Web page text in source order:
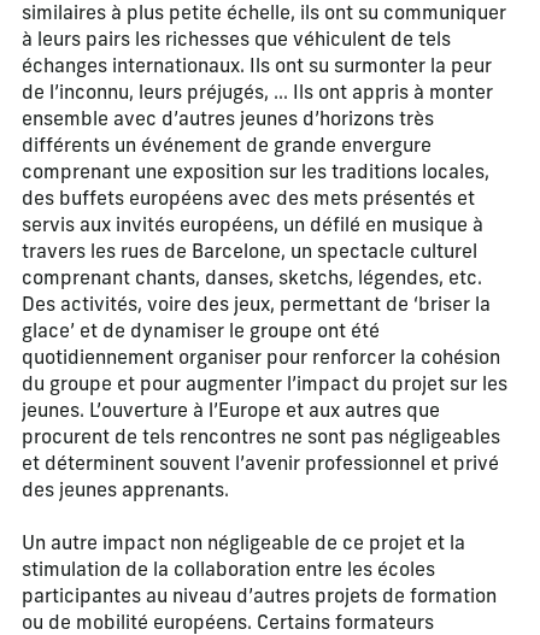
similaires à plus petite échelle, ils ont su communiquer
à leurs pairs les richesses que véhiculent de tels
échanges internationaux. Ils ont su surmonter la peur
de l’inconnu, leurs préjugés, … Ils ont appris à monter
ensemble avec d’autres jeunes d’horizons très
différents un événement de grande envergure
comprenant une exposition sur les traditions locales,
des buffets européens avec des mets présentés et
servis aux invités européens, un défilé en musique à
travers les rues de Barcelone, un spectacle culturel
comprenant chants, danses, sketchs, légendes, etc.
Des activités, voire des jeux, permettant de ‘briser la
glace’ et de dynamiser le groupe ont été
quotidiennement organiser pour renforcer la cohésion
du groupe et pour augmenter l’impact du projet sur les
jeunes. L’ouverture à l’Europe et aux autres que
procurent de tels rencontres ne sont pas négligeables
et déterminent souvent l’avenir professionnel et privé
des jeunes apprenants.
Un autre impact non négligeable de ce projet et la
stimulation de la collaboration entre les écoles
participantes au niveau d’autres projets de formation
ou de mobilité européens. Certains formateurs